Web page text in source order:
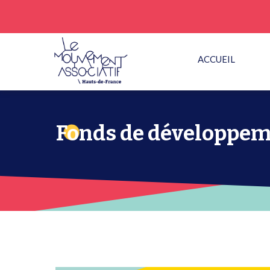
ACCUEIL
Fonds de